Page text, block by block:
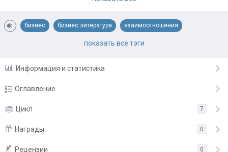
Ответы на эти и множество других вопросов вы сможете найти
заданий для более глубокой проработки каждой темы.
Погнали!
Примечания автора:
Отвечайте на вопросы и выполняйте задания, хотя бы для
бизнес бизнес литература взаимоотношения
вредные советы малый бизнес
показать все тэги
Информация и статистика
Оглавление
Предисловие 4.04.23
Глава 1. Зачем вести соцсети? 4.04.23
Глава 2. Можно ли делегировать соцсети полностью? 4.04.23
Цикл 7
Награды 0
Рецензии 0